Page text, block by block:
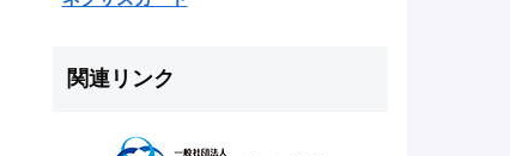
関連リンク